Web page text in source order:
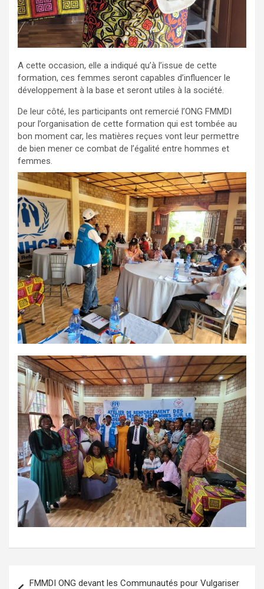
A cette occasion, elle a indiqué qu’à l’issue de cette
formation, ces femmes seront capables d’influencer le
développement à la base et seront utiles à la société.
De leur côté, les participants ont remercié l’ONG FMMDI
pour l’organisation de cette formation qui est tombée au
bon moment car, les matières reçues vont leur permettre
de bien mener ce combat de l’égalité entre hommes et
femmes.
FMMDI ONG devant les Communautés pour Vulgariser